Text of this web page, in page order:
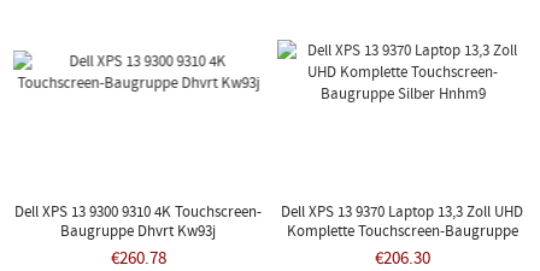
Dell XPS 13 9300 9310 4K Touchscreen-
Baugruppe Dhvrt Kw93j
€260.78
Dell XPS 13 9370 Laptop 13,3 Zoll UHD
Komplette Touchscreen-Baugruppe
Silber Hnhm9
€206.30